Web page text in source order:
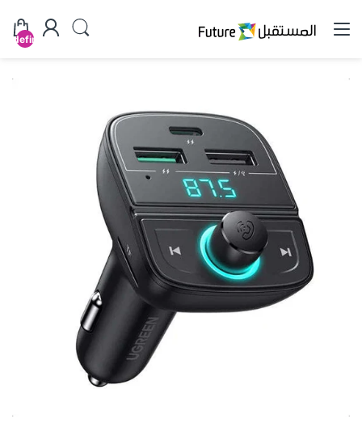
undefined